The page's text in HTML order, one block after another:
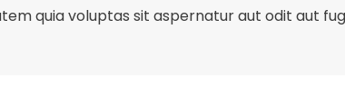
quia voluptas sit aspernatur aut odit aut